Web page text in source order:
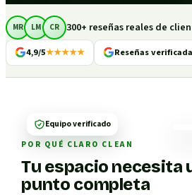
MR LM CR 300+ reseñas reales de
4,9/5★★★★★ Reseñas
POR QUÉ CLARO CLEAN
Tu espacio necesita
punto completa
Equipo verificado